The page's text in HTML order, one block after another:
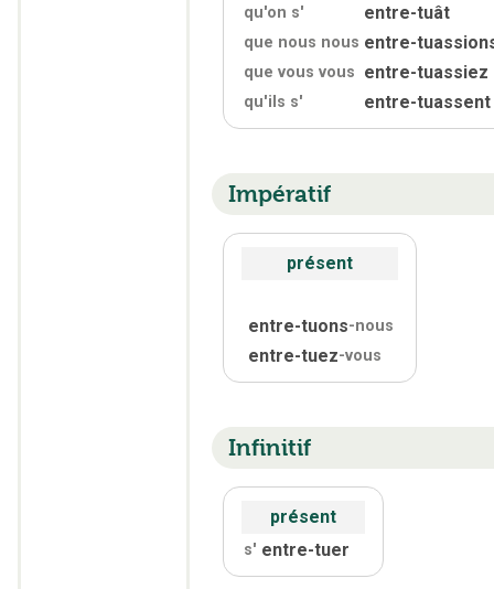
qu'on s' entre-tuât
que nous nous entre-
que vous vous entre-tuassiez
qu'ils s' entre-tuassent
Impératif
présent
entre-tuons-nous
entre-tuez-vous
Infinitif
présent
s' entre-tuer